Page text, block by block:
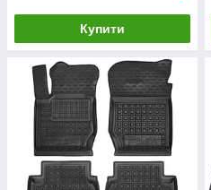
Купити